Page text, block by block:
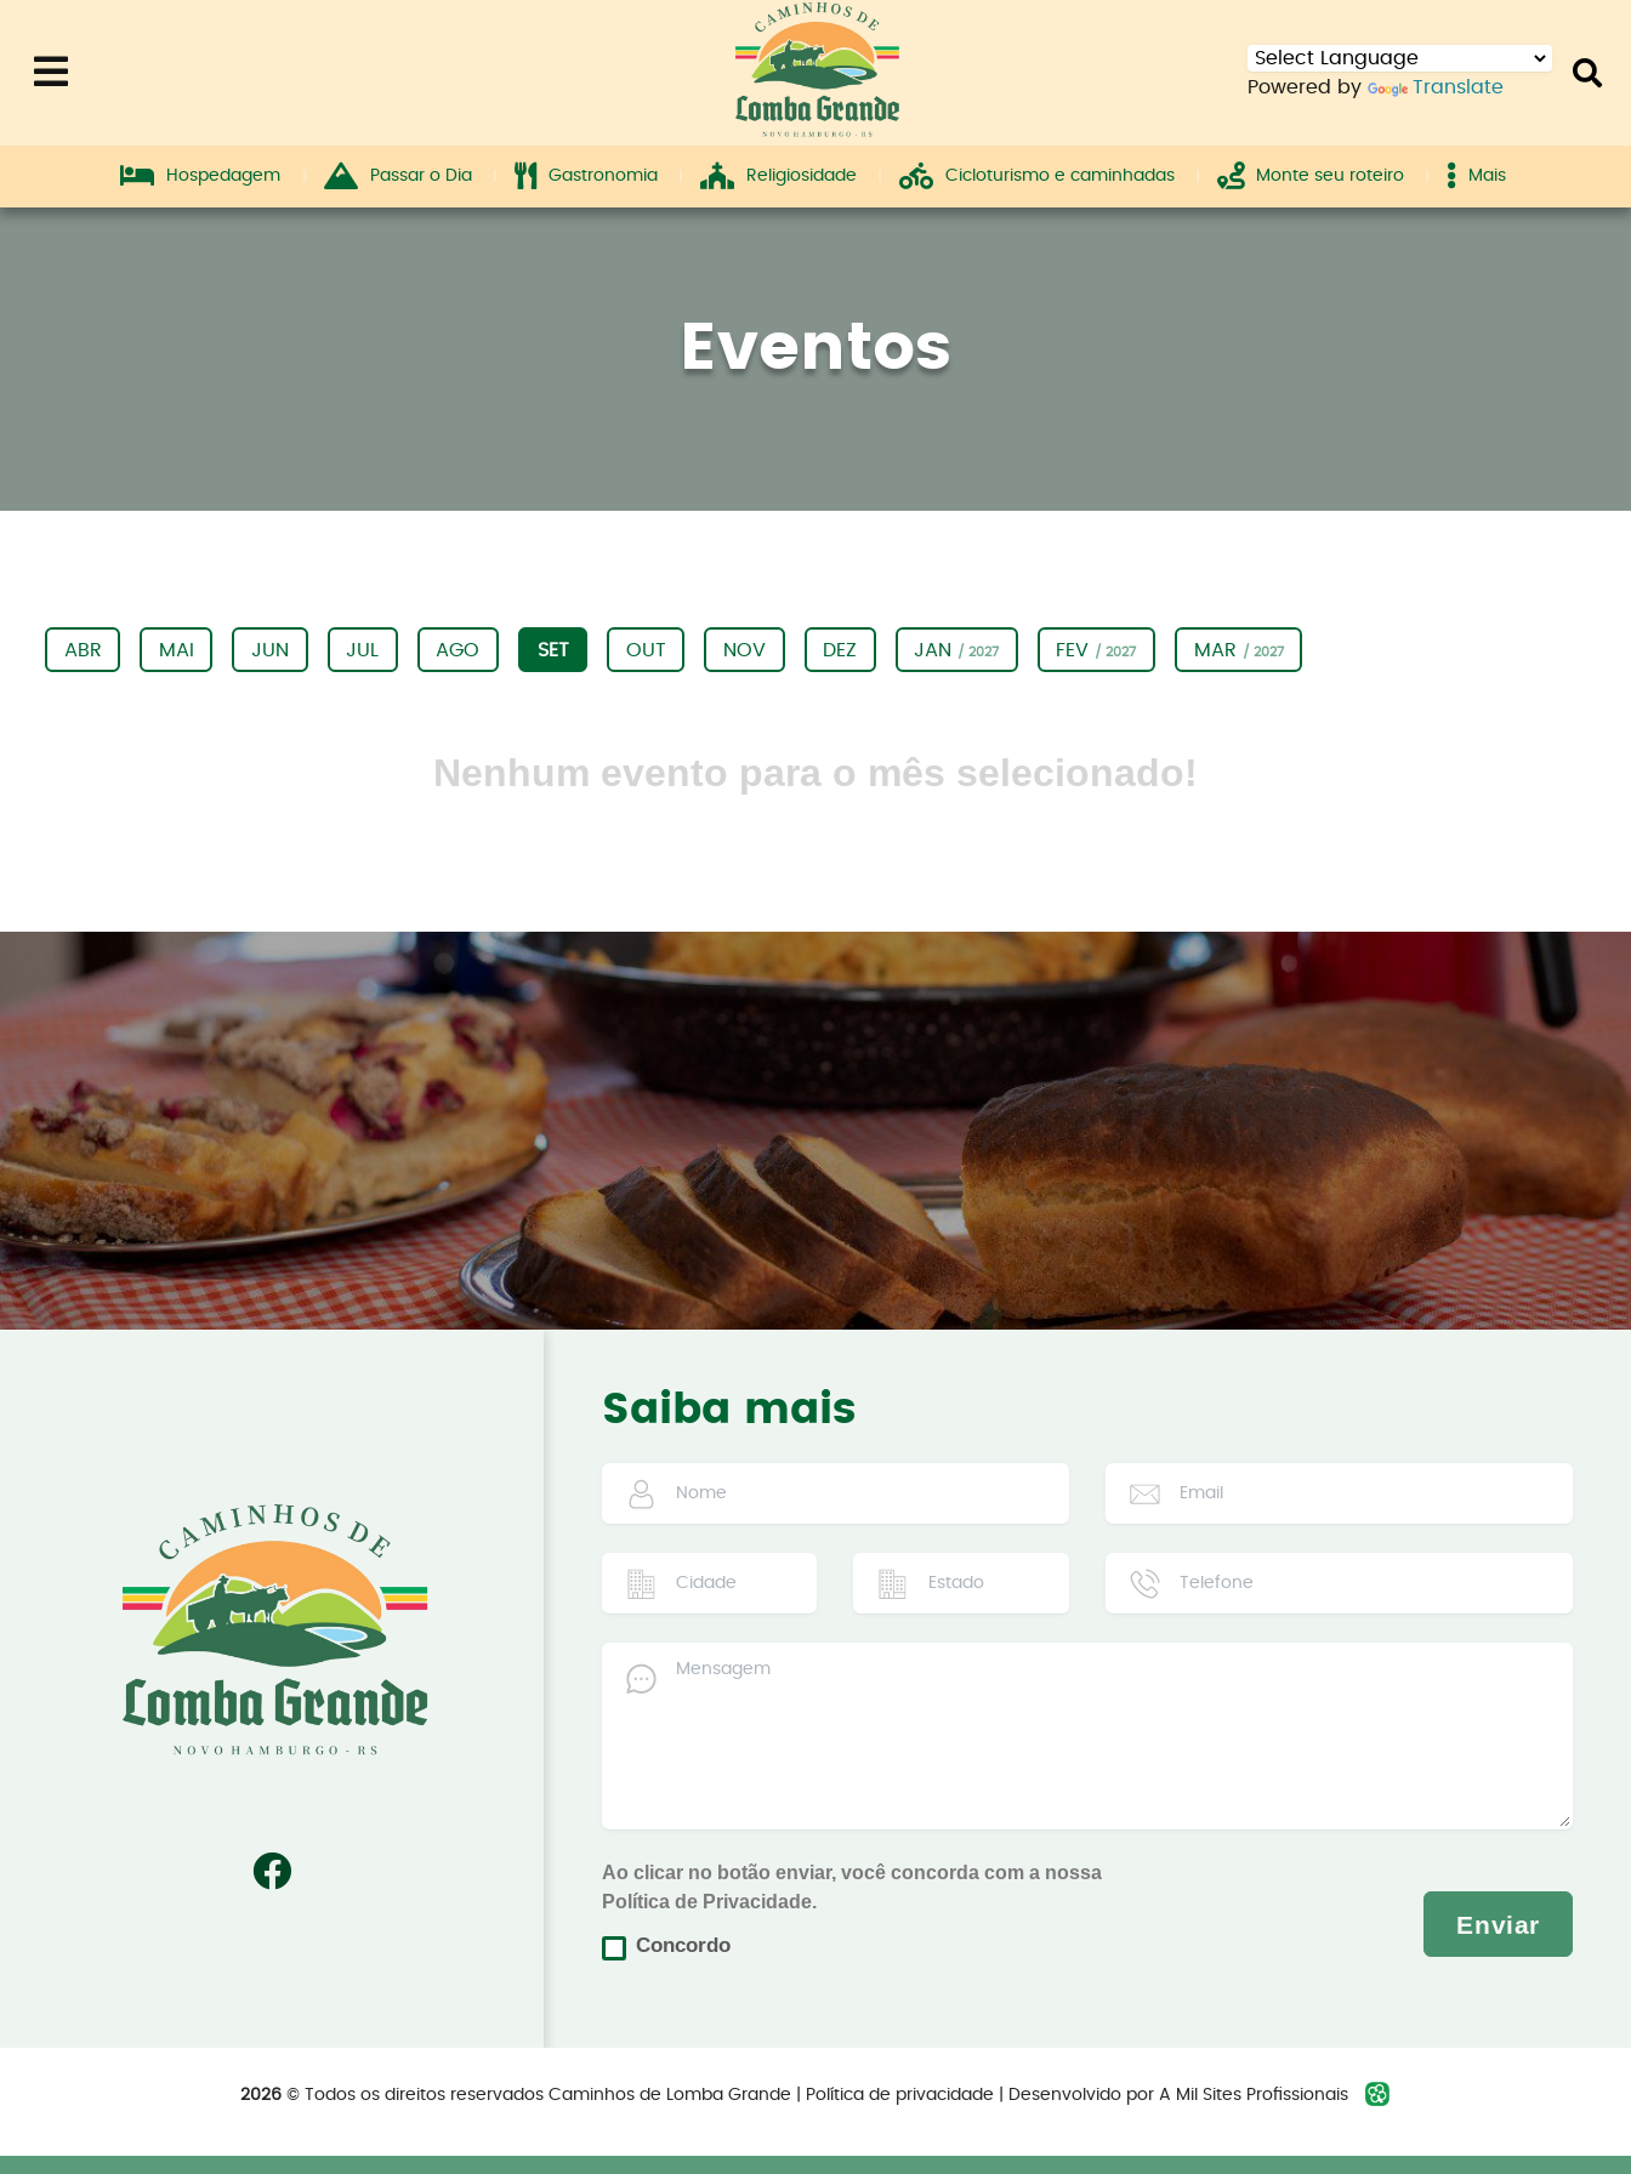
Powered by Translate
Hospedagem Passar o Dia Gastronomia Religiosidade Cicloturismo e caminhadas Monte seu roteiro Mais
Eventos
ABR MAI JUN JUL AGO SET OUT NOV DEZ JAN / 2027 FEV / 2027 MAR / 2027
Nenhum evento para o mês selecionado!
Saiba mais
Ao clicar no botão enviar, você concorda com a nossa
Política de Privacidade.
Concordo
Enviar
2026 © Todos os direitos reservados Caminhos de Lomba Grande | Política de privacidade | Desenvolvido por A Mil Sites Profissionais